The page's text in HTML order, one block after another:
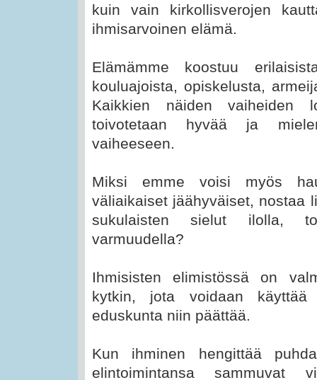
kuin vain kirkollisverojen
ihmisarvoinen elämä.
Elämämme koostuu
kouluajoista, opiskelusta,
Kaikkien näiden vaiheiden
toivotetaan hyvää ja
vaiheeseen.
Miksi emme voisi myös
väliaikaiset jäähyväiset, nostaa
sukulaisten sielut ilolla,
varmuudella?
Ihmisisten elimistössä on
kytkin, jota voidaan
eduskunta niin päättää.
Kun ihminen hengittää
elintoimintansa sammuvat